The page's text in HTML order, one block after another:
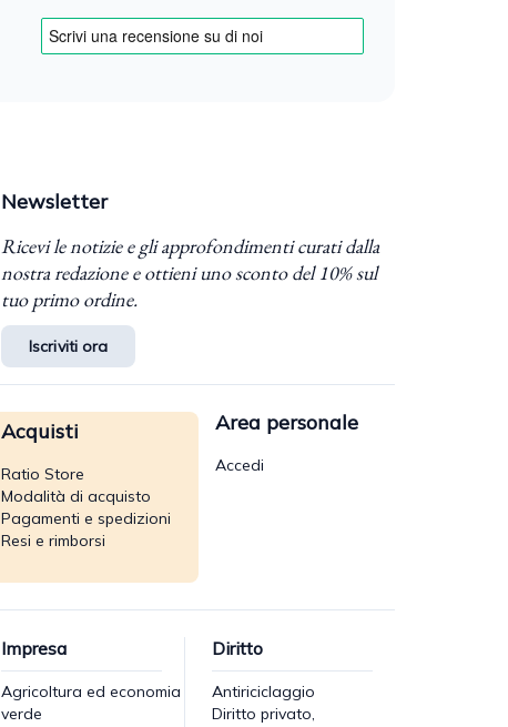
Newsletter
Ricevi le notizie e gli approfondimenti curati dalla
nostra redazione e ottieni uno sconto del 10% sul
tuo primo ordine.
Iscriviti ora
Acquisti
Ratio Store
Modalità di acquisto
Pagamenti e spedizioni
Resi e rimborsi
Area personale
Accedi
Impresa
Agricoltura ed economia
verde
Diritto
Antiriciclaggio
Diritto privato,